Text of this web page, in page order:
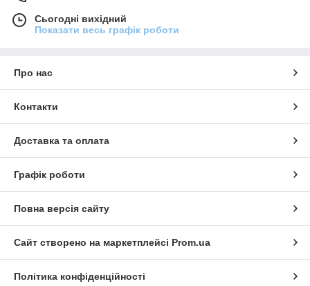
Сьогодні вихідний
Показати весь графік роботи
Про нас
Контакти
Доставка та оплата
Графік роботи
Повна версія сайту
Сайт створено на маркетплейсі Prom.ua
Політика конфіденційності